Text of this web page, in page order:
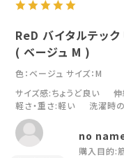
ReD バイタルテッ
( ベージュ M )
色：ベージュ サイズ：M
サイズ感:ちょうど良い
軽さ・重さ:軽い 洗濯時
no
購入目的: